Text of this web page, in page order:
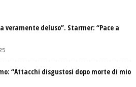
veramente deluso”. Starmer: “Pace a
“Attacchi disgustosi dopo morte di mio